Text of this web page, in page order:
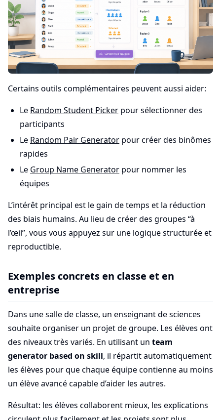
Certains outils complémentaires peuvent aussi aider:
Le Random Student Picker pour sélectionner des
participants
Le Random Pair Generator pour créer des binômes
rapides
Le Group Name Generator pour nommer les
équipes
L’intérêt principal est le gain de temps et la réduction
des biais humains. Au lieu de créer des groupes “à
l’œil”, vous vous appuyez sur une logique structurée et
reproductible.
Exemples concrets en classe et en
entreprise
Dans une salle de classe, un enseignant de sciences
souhaite organiser un projet de groupe. Les élèves ont
des niveaux très variés. En utilisant un team
generator based on skill, il répartit automatiquement
les élèves pour que chaque équipe contienne au moins
un élève avancé capable d’aider les autres.
Résultat: les élèves collaborent mieux, les explications